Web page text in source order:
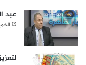
عبد
الخميس, 6